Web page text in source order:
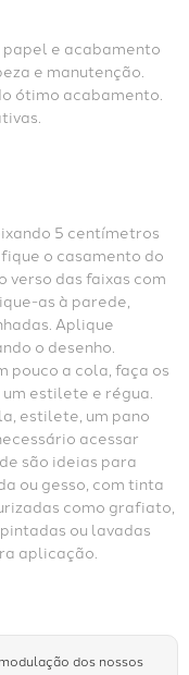
e acabamento
e manutenção.
ótimo acabamento.
5 centímetros
o casamento do
verso das faixas com
as à parede,
Aplique
o desenho.
pouco a cola, faça os
estilete e régua.
estilete, um pano
acessar
são ideias para
ou gesso, com tinta
como grafiato,
ou lavadas
aplicação.
dos nossos